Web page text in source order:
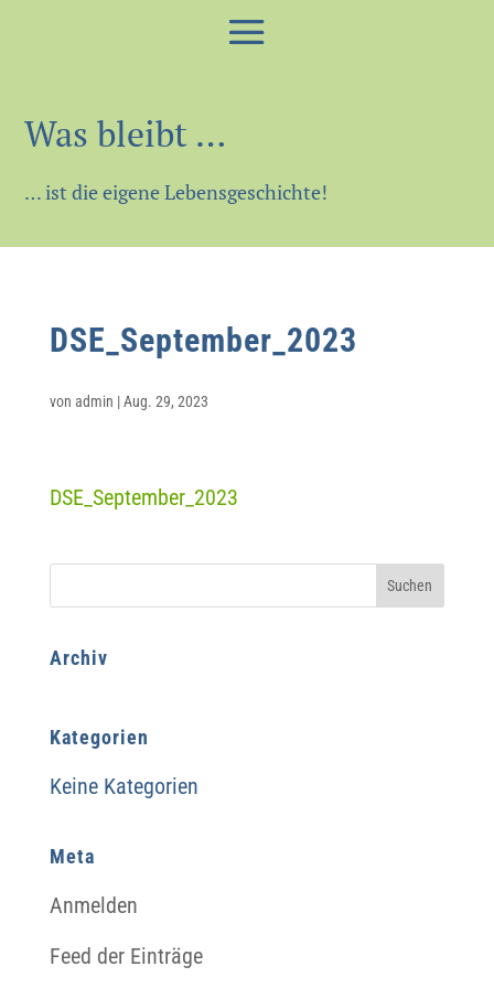
Was bleibt …
… ist die eigene Lebensgeschichte!
DSE_September_2023
von admin |Aug. 29, 2023
DSE_September_2023
Archiv
Kategorien
Keine Kategorien
Meta
Anmelden
Feed der Einträge